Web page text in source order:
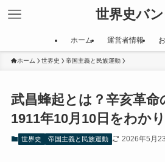
世界史バン
ホーム 運営者情報
ホーム 世界史 帝国主義と民族運動
武昌蜂起とは？辛亥革命
1911年10月10日をわか
世界史 帝国主義と民族運動 2026年5月